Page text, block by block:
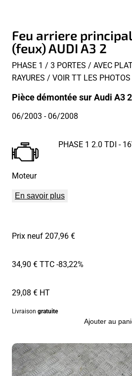
Feu arriere
(feux) AUDI A3 2
PHASE 1 / 3 PORTES / AVEC
RAYURES / VOIR TT LES PHOTOS
Pièce démontée sur Audi A3
06/2003 - 06/2008
Moteur
PHASE 1 2.0 TDI -
En savoir plus
Prix neuf 207,96 €
34,90 € TTC-83,22%
29,08 € HT
Livraison gratuite
Ajouter au